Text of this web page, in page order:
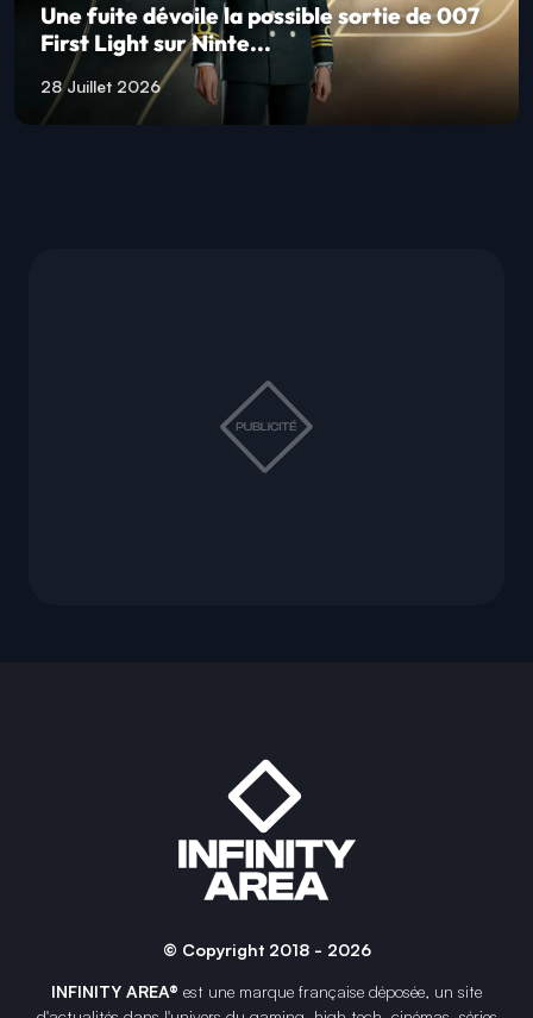
Une fuite dévoile la possible sortie de 007
First Light sur Ninte...
28 Juillet 2026
© Copyright 2018 - 2026
INFINITY AREA® est une marque française déposée, un site